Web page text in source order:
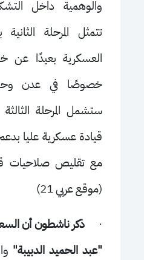
والوهمية داخل
تتمثل المرحلة
العسكرية بعيدًا عن
خصوصًا في عدن
ستشمل المرحلة
قيادة عسكرية عليا
مع تقليص صلاحيات
(موقع عربي 21)
· ذكر ناشطون أن
"عبد الحميد الدبيبة"